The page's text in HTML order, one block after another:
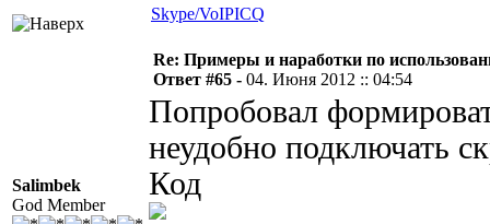
Skype/VoIPICQ
Salimbek
God Member
Re: Примеры и наработки по
Ответ #65 - 04. Июня 2012 :: 04:54
Попробовал
неудобно подключать
Код